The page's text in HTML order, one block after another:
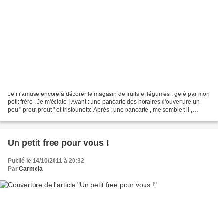
Je m'amuse encore à décorer le magasin de fruits et légumes , geré par mon
petit frère . Je m'éclate ! Avant : une pancarte des horaires d'ouverture un
peu " prout prout " et tristounette Après : une pancarte , me semble t il ,
Un petit free pour vous !
Publié le 14/10/2011 à 20:32
Par Carmela